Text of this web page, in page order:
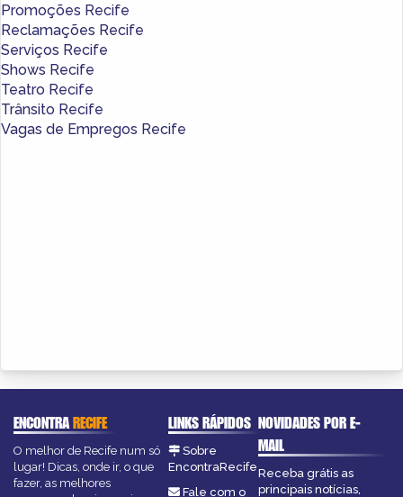
Promoções Recife
Reclamações Recife
Serviços Recife
Shows Recife
Teatro Recife
Trânsito Recife
Vagas de Empregos Recife
ENCONTRARECIFE
O melhor de Recife num só
lugar! Dicas, onde ir, o que
fazer, as melhores
LINKS RÁPIDOS
Sobre
EncontraRecife
Fale com o
NOVIDADES POR E-
MAIL
Receba grátis as
principais notícias,